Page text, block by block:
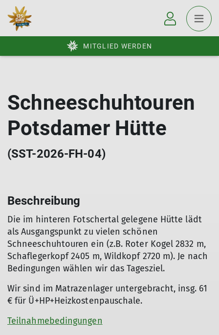
MITGLIED WERDEN
Schneeschuhtouren
Potsdamer Hütte
(SST-2026-FH-04)
Beschreibung
Die im hinteren Fotschertal gelegene Hütte lädt
als Ausgangspunkt zu vielen schönen
Schneeschuhtouren ein (z.B. Roter Kogel 2832 m,
Schaflegerkopf 2405 m, Wildkopf 2720 m). Je nach
Bedingungen wählen wir das Tagesziel.
Wir sind im Matrazenlager untergebracht, insg. 61
€ für Ü+HP+Heizkostenpauschale.
Teilnahmebedingungen